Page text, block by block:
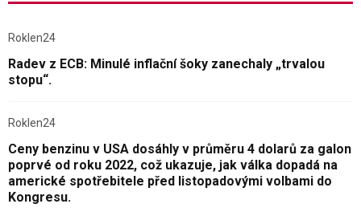
Roklen24
Radev z ECB: Minulé inflační šoky zanechaly „trvalou
stopu“.
Roklen24
Ceny benzinu v USA dosáhly v průměru 4 dolarů za galon
poprvé od roku 2022, což ukazuje, jak válka dopadá na
americké spotřebitele před listopadovými volbami do
Kongresu.